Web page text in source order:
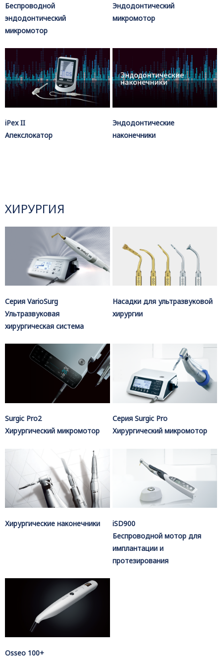
Беспроводной
эндодонтический
микромотор
Эндодонтический
микромотор
iPex II
Апекслокатор
Эндодонтические
наконечники
ХИРУРГИЯ
Серия VarioSurg
Ультразвуковая
хирургическая система
Насадки для ультразвуковой
хирургии
Surgic Pro2
Хирургический микромотор
Серия Surgic Pro
Хирургический микромотор
Хирургические наконечники
iSD900
Беспроводной мотор для
имплантации и
протезирования
Osseo 100+